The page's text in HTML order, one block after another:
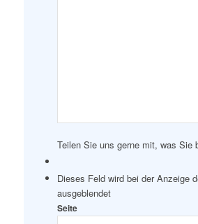
Teilen Sie uns gerne mit, was Sie
Dieses Feld wird bei der Anzeige
ausgeblendet
Seite